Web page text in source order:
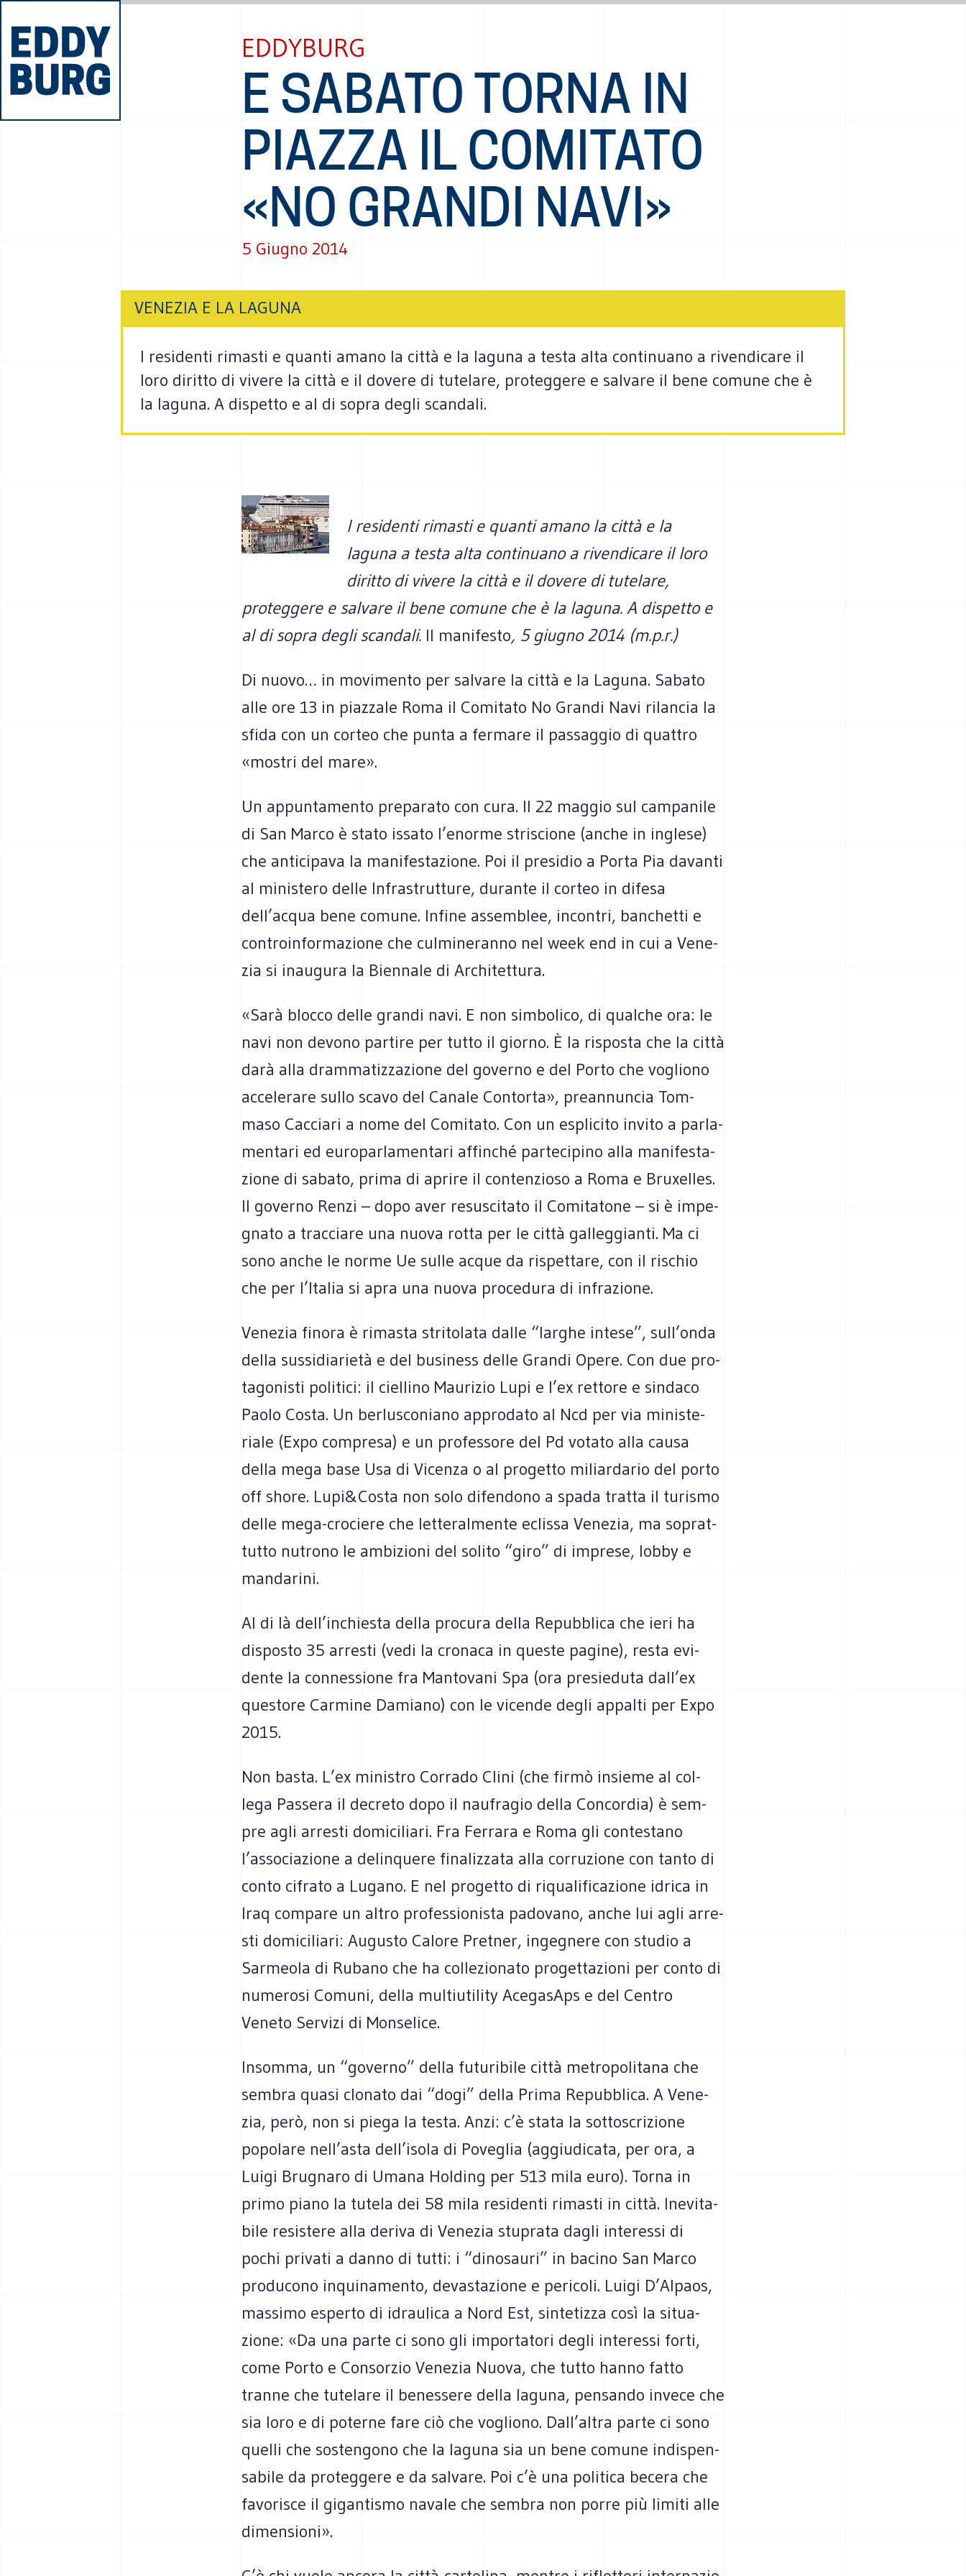
EDDYBURG
E SABATO TORNA IN
PIAZZA IL COMITATO
«NO GRANDI NAVI»
5 Giugno 2014
VENEZIA E LA LAGUNA
I resi­denti rima­sti e quanti amano la città e la laguna a testa alta continuano a rivendicare il
loro diritto di vivere la città e il dovere di tutelare, proteggere e salvare il bene comune che è
la laguna. A dispetto e al di sopra degli scandali.
I resi­denti rima­sti e quanti amano la città e la
laguna a testa alta continuano a rivendicare il loro
diritto di vivere la città e il dovere di tutelare,
proteggere e salvare il bene comune che è la laguna. A dispetto e
al di sopra degli scandali. Il manifesto, 5 giugno 2014 (m.p.r.)
Di nuovo… in movi­mento per sal­vare la città e la Laguna. Sabato
alle ore 13 in piaz­zale Roma il Comi­tato No Grandi Navi rilan­cia la
sfida con un cor­teo che punta a fer­mare il pas­sag­gio di quat­tro
«mostri del mare».
Un appun­ta­mento pre­pa­rato con cura. Il 22 mag­gio sul cam­pa­nile
di San Marco è stato issato l’enorme stri­scione (anche in inglese)
che anti­ci­pava la mani­fe­sta­zione. Poi il pre­si­dio a Porta Pia davanti
al mini­stero delle Infra­strut­ture, durante il cor­teo in difesa
dell’acqua bene comune. Infine assem­blee, incon­tri, ban­chetti e
con­tro­in­for­ma­zione che cul­mi­ne­ranno nel week end in cui a Vene­
zia si inau­gura la Bien­nale di Architettura.
«Sarà blocco delle grandi navi. E non sim­bo­lico, di qual­che ora: le
navi non devono par­tire per tutto il giorno. È la rispo­sta che la città
darà alla dram­ma­tiz­za­zione del governo e del Porto che vogliono
acce­le­rare sullo scavo del Canale Con­torta», pre­an­nun­cia Tom­
maso Cac­ciari a nome del Comi­tato. Con un espli­cito invito a par­la­
men­tari ed euro­par­la­men­tari affin­ché par­te­ci­pino alla mani­fe­sta­
zione di sabato, prima di aprire il con­ten­zioso a Roma e Bru­xel­les.
Il governo Renzi – dopo aver resu­sci­tato il Comi­ta­tone – si è impe­
gnato a trac­ciare una nuova rotta per le città gal­leg­gianti. Ma ci
sono anche le norme Ue sulle acque da rispet­tare, con il rischio
che per l’Italia si apra una nuova pro­ce­dura di infrazione.
Vene­zia finora è rima­sta stri­to­lata dalle “lar­ghe intese”, sull’onda
della sus­si­dia­rietà e del busi­ness delle Grandi Opere. Con due pro­
ta­go­ni­sti poli­tici: il ciel­lino Mau­ri­zio Lupi e l’ex ret­tore e sin­daco
Paolo Costa. Un ber­lu­sco­niano appro­dato al Ncd per via mini­ste­
riale (Expo com­presa) e un pro­fes­sore del Pd votato alla causa
della mega base Usa di Vicenza o al pro­getto miliar­da­rio del porto
off shore. Lupi&Costa non solo difen­dono a spada tratta il turi­smo
delle mega-crociere che let­te­ral­mente eclissa Vene­zia, ma soprat­
tutto nutrono le ambi­zioni del solito “giro” di imprese, lobby e
mandarini.
Al di là dell’inchiesta della pro­cura della Repub­blica che ieri ha
dispo­sto 35 arre­sti (vedi la cro­naca in que­ste pagine), resta evi­
dente la con­nes­sione fra Man­to­vani Spa (ora pre­sie­duta dall’ex
que­store Car­mine Damiano) con le vicende degli appalti per Expo
2015.
Non basta. L’ex mini­stro Cor­rado Clini (che firmò insieme al col­
lega Pas­sera il decreto dopo il nau­fra­gio della Con­cor­dia) è sem­
pre agli arre­sti domi­ci­liari. Fra Fer­rara e Roma gli con­te­stano
l’associazione a delin­quere fina­liz­zata alla cor­ru­zione con tanto di
conto cifrato a Lugano. E nel pro­getto di riqua­li­fi­ca­zione idrica in
Iraq com­pare un altro pro­fes­sio­ni­sta pado­vano, anche lui agli arre­
sti domi­ci­liari: Augu­sto Calore Pret­ner, inge­gnere con stu­dio a
Sar­meola di Rubano che ha col­le­zio­nato pro­get­ta­zioni per conto di
nume­rosi Comuni, della mul­tiu­ti­lity Ace­ga­sAps e del Cen­tro
Veneto Ser­vizi di Monselice.
Insomma, un “governo” della futu­ri­bile città metro­po­li­tana che
sem­bra quasi clo­nato dai “dogi” della Prima Repub­blica. A Vene­
zia, però, non si piega la testa. Anzi: c’è stata la sot­to­scri­zione
popo­lare nell’asta dell’isola di Pove­glia (aggiu­di­cata, per ora, a
Luigi Bru­gnaro di Umana Hol­ding per 513 mila euro). Torna in
primo piano la tutela dei 58 mila resi­denti rima­sti in città. Ine­vi­ta­
bile resi­stere alla deriva di Vene­zia stu­prata dagli inte­ressi di
pochi pri­vati a danno di tutti: i “dino­sauri” in bacino San Marco
pro­du­cono inqui­na­mento, deva­sta­zione e peri­coli. Luigi D’Alpaos,
mas­simo esperto di idrau­lica a Nord Est, sin­te­tizza così la situa­
zione: «Da una parte ci sono gli impor­ta­tori degli inte­ressi forti,
come Porto e Con­sor­zio Vene­zia Nuova, che tutto hanno fatto
tranne che tute­lare il benes­sere della laguna, pen­sando invece che
sia loro e di poterne fare ciò che vogliono. Dall’altra parte ci sono
quelli che sosten­gono che la laguna sia un bene comune indi­spen­
sa­bile da pro­teg­gere e da sal­vare. Poi c’è una poli­tica becera che
favo­ri­sce il gigan­ti­smo navale che sem­bra non porre più limiti alle
dimensioni».